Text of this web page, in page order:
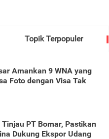
Topik Terpopuler
Amankan 9 WNA yang
Foto dengan Visa Tak
PT Bomar, Pastikan
Dukung Ekspor Udang